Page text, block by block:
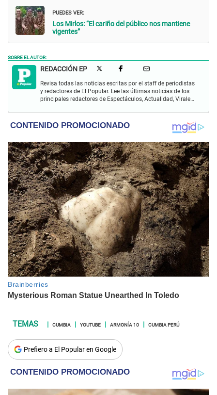
PUEDES VER:
Los Mirlos: “El cariño del público nos mantiene
vigentes”
SOBRE EL AUTOR:
REDACCIÓN EP
Revisa todas las noticias escritas por el staff de periodistas
y redactores de El Popular. Lee las últimas noticias de los
principales redactores de Espectáculos, Actualidad, Virales,
CUMBIA YOUTUBE ARMONÍA 10 CUMBIA PERÚ
Prefiero a El Popular en Google